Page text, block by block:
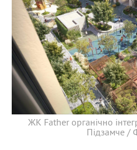
ЖК Father органічно
Підзамче /